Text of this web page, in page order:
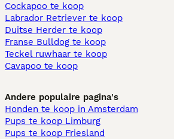
Cockapoo te koop
Labrador Retriever te koop
Duitse Herder te koop
Franse Bulldog te koop
Teckel ruwhaar te koop
Cavapoo te koop
Andere populaire pagina's
Honden te koop in Amsterdam
Pups te koop Limburg​
Pups te koop Friesland​